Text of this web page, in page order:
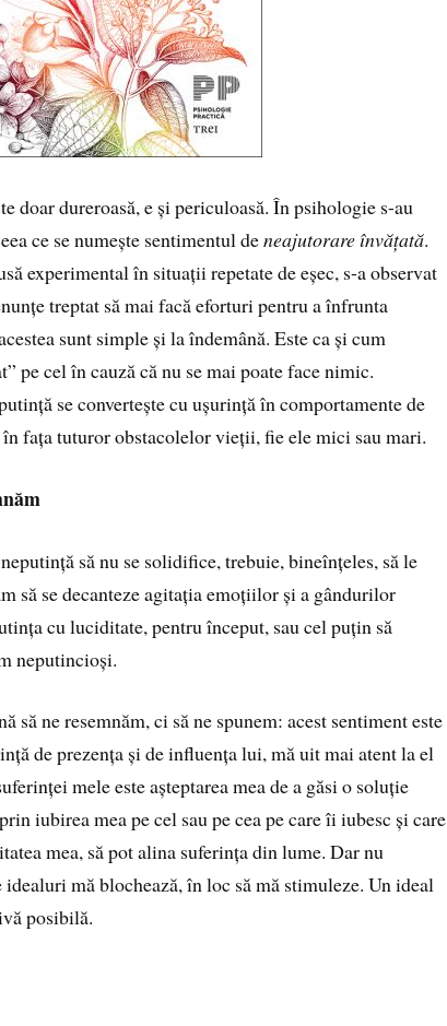
doar dureroasă, e și periculoasă. În psihologie s-au
ce se numește sentimentul deneajutorare învățată.
experimental în situații repetate de eșec, s-a observat
treptat să mai facă eforturi pentru a înfrunta
sunt simple și la îndemână. Este ca și cum
pe cel în cauză că nu se mai poate face nimic.
se convertește cu ușurință în comportamente de
fața tuturor obstacolelor vieții, fie ele mici sau mari.
să nu se solidifice, trebuie, bineînțeles, să le
să se decanteze agitația emoțiilor și a gândurilor
cu luciditate, pentru început, sau cel puțin să
neputincioși.
să ne resemnăm, ci să ne spunem: acest sentiment este
de prezența și de influența lui, mă uit mai atent la el
mele este așteptarea mea de a găsi o soluție
iubirea mea pe cel sau pe cea pe care îi iubesc și care
mea, să pot alina suferința din lume. Dar nu
idealuri mă blochează, în loc să mă stimuleze. Un ideal
posibilă.